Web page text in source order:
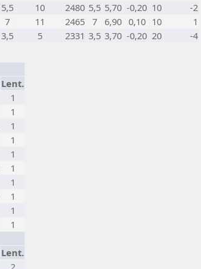
5,5 10 2480 5,5 5,70 -0,20 10
-2
7 11 2465 7 6,90 0,10 10
1
3,5 5 2331 3,5 3,70 -0,20 20 -4
Lent.
1
1
1
1
1
1
1
1
1
1
Lent.
2